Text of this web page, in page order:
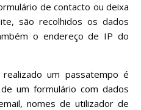
de contacto ou deixa
são recolhidos os dados
o endereço de IP do
um passatempo é
um formulário com dados
nomes de utilizador de